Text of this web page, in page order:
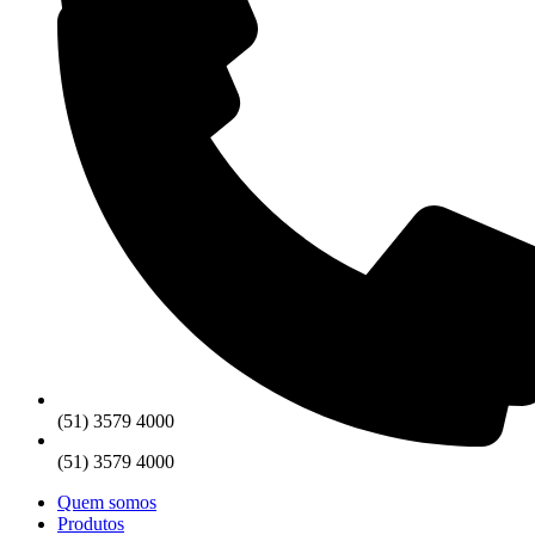
(51) 3579 4000
(51) 3579 4000
Quem somos
Produtos